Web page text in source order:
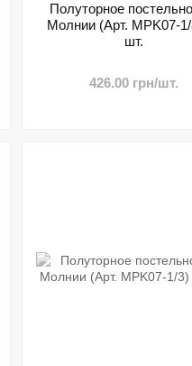
Полуторное
Молнии (Арт. MPK07-
шт.
426.00 грн/шт.